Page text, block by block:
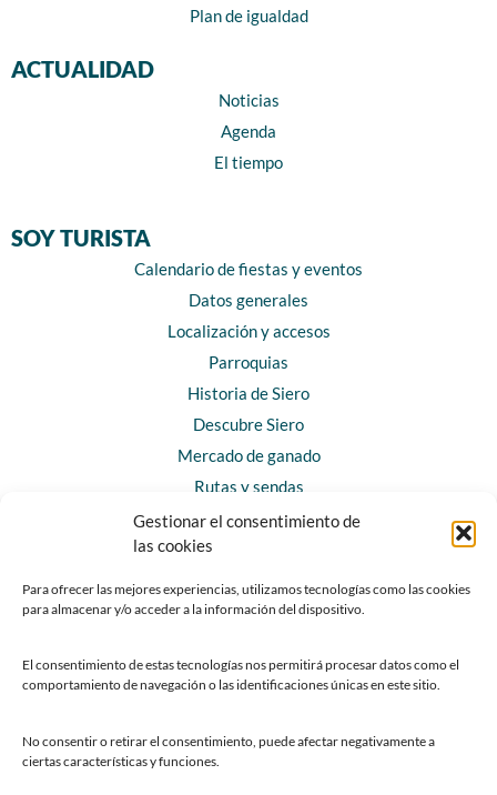
Gestionar el consentimiento de
las cookies
Para ofrecer las mejores experiencias, utilizamos tecnologías como las cookies
para almacenar y/o acceder a la información del dispositivo.
El consentimiento de estas tecnologías nos permitirá procesar datos como el
comportamiento de navegación o las identificaciones únicas en este sitio.
No consentir o retirar el consentimiento, puede afectar negativamente a
ciertas características y funciones.
Plan de igualdad
ACTUALIDAD
Noticias
Agenda
El tiempo
SOY TURISTA
Calendario de fiestas y eventos
Datos generales
Localización y accesos
Parroquias
Historia de Siero
Descubre Siero
Mercado de ganado
Rutas y sendas
Horarios y contacto
Teléfonos de interés
Chatbot Siero
SEDES ELECTRÓNICAS
Sede del Ayuntamiento de Siero